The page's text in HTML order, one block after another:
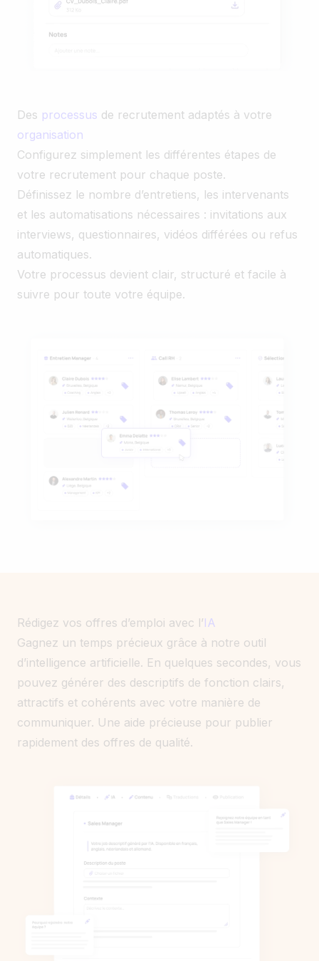
Des processus de recrutement adaptés à votre
organisation
Configurez simplement les différentes étapes de
votre recrutement pour chaque poste.
Définissez le nombre d’entretiens, les intervenants
et les automatisations nécessaires : invitations aux
interviews, questionnaires, vidéos différées ou refus
automatiques.
Votre processus devient clair, structuré et facile à
suivre pour toute votre équipe.
Rédigez vos offres d’emploi avec l’IA
Gagnez un temps précieux grâce à notre outil
d’intelligence artificielle. En quelques secondes, vous
pouvez générer des descriptifs de fonction clairs,
attractifs et cohérents avec votre manière de
communiquer. Une aide précieuse pour publier
rapidement des offres de qualité.